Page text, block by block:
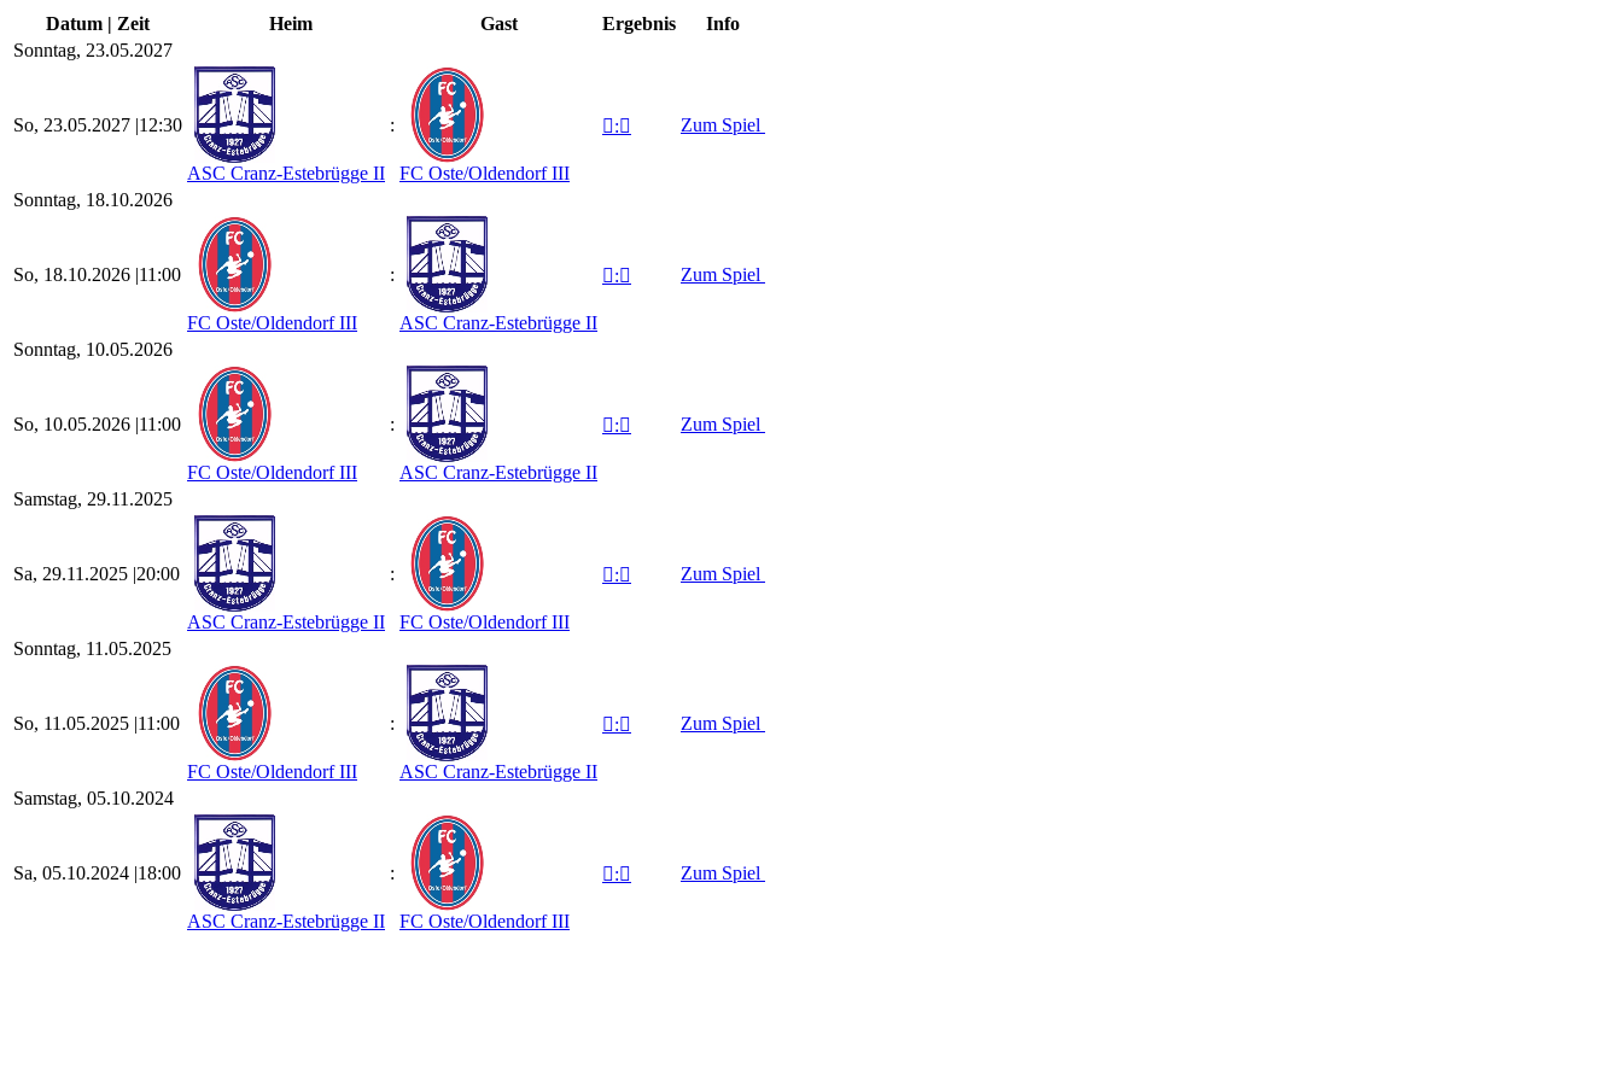
Datum | Zeit Heim Gast Ergebnis
Info
Sonntag, 23.05.2027
So, 23.05.2027 |12:30
ASC Cranz-Estebrügge II
:
FC Oste/​Oldendorf III
: Zum Spiel
Sonntag, 18.10.2026
So, 18.10.2026 |11:00
FC Oste/​Oldendorf III
:
ASC Cranz-Estebrügge II
: Zum Spiel
Sonntag, 10.05.2026
So, 10.05.2026 |11:00
FC Oste/​Oldendorf III
:
ASC Cranz-Estebrügge II
: Zum Spiel
Samstag, 29.11.2025
Sa, 29.11.2025 |20:00
ASC Cranz-Estebrügge II
:
FC Oste/​Oldendorf III
: Zum Spiel
Sonntag, 11.05.2025
So, 11.05.2025 |11:00
FC Oste/​Oldendorf III
:
ASC Cranz-Estebrügge II
: Zum Spiel
Samstag, 05.10.2024
Sa, 05.10.2024 |18:00
ASC Cranz-Estebrügge II
:
FC Oste/​Oldendorf III
: Zum Spiel